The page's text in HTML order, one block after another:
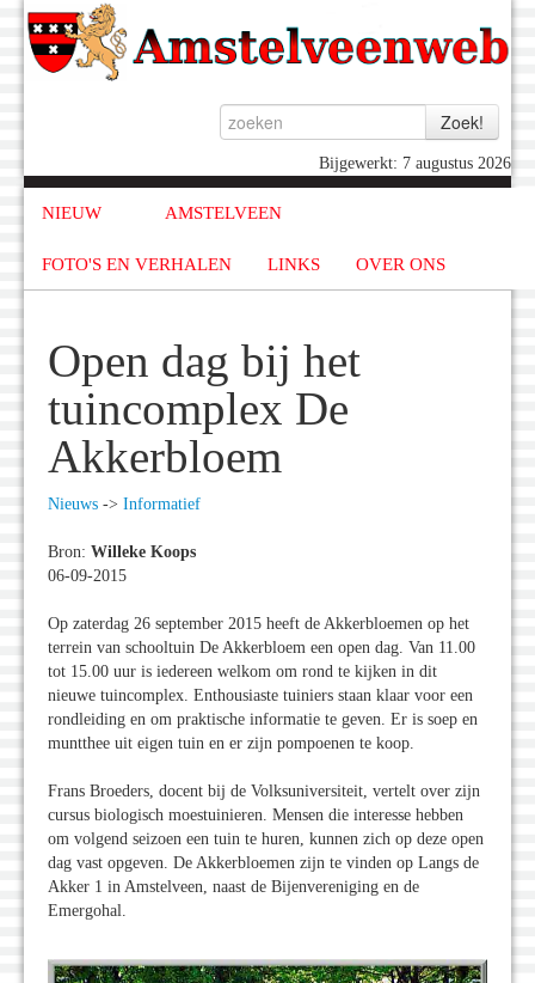
Bijgewerkt: 7 augustus 2026
NIEUW AMSTELVEEN
FOTO'S EN VERHALEN LINKS OVER ONS
Open dag bij het
tuincomplex De
Akkerbloem
Nieuws -> Informatief
Bron: Willeke Koops
06-09-2015
Op zaterdag 26 september 2015 heeft de Akkerbloemen op het
terrein van schooltuin De Akkerbloem een open dag. Van 11.00
tot 15.00 uur is iedereen welkom om rond te kijken in dit
nieuwe tuincomplex. Enthousiaste tuiniers staan klaar voor een
rondleiding en om praktische informatie te geven. Er is soep en
muntthee uit eigen tuin en er zijn pompoenen te koop.
Frans Broeders, docent bij de Volksuniversiteit, vertelt over zijn
cursus biologisch moestuinieren. Mensen die interesse hebben
om volgend seizoen een tuin te huren, kunnen zich op deze open
dag vast opgeven. De Akkerbloemen zijn te vinden op Langs de
Akker 1 in Amstelveen, naast de Bijenvereniging en de
Emergohal.